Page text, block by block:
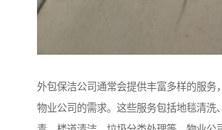
外包保洁公司通常会提供丰富多样的服务
物业公司的需求。这些服务包括地毯清洗